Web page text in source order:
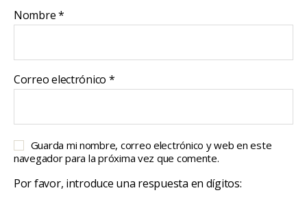
Nombre*
Correo electrónico *
Guarda mi nombre, correo electrónico y web en este
navegador para la próxima vez que comente.
Por favor, introduce una respuesta en dígitos: